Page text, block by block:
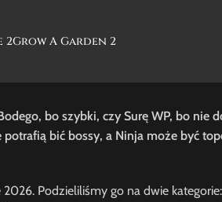
2Grow A Garden 2
bo szybki, czy Surę WP, bo nie
bić bossy, a Ninja może być
Podzieliliśmy go na dwie kategorie: